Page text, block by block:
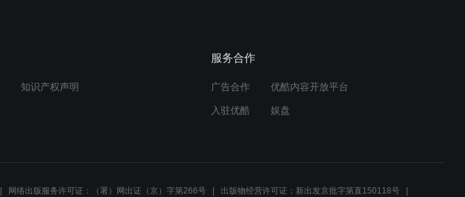
知识产权声明
服务合作
广告合作 优酷内容开放平台
入驻优酷 娱盘
网络出版服务许可证：（署）网出证（京）字第266号 出版物经营许可证：新出发京批字第直150118号